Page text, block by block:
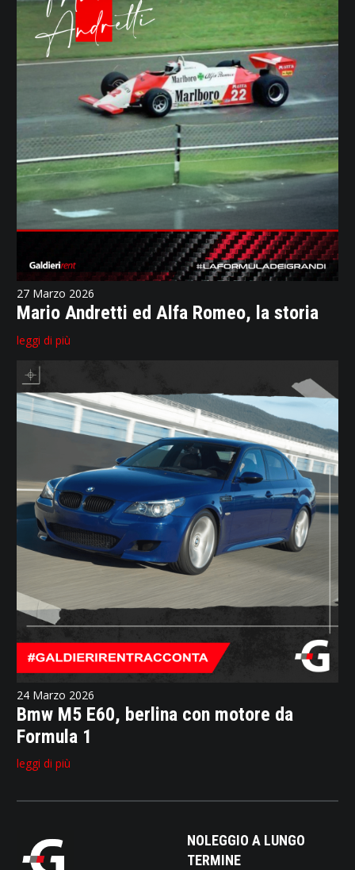
27 Marzo 2026
Mario Andretti ed Alfa Romeo, la storia
leggi di più
24 Marzo 2026
Bmw M5 E60, berlina con motore da
Formula 1
leggi di più
NOLEGGIO A LUNGO
TERMINE